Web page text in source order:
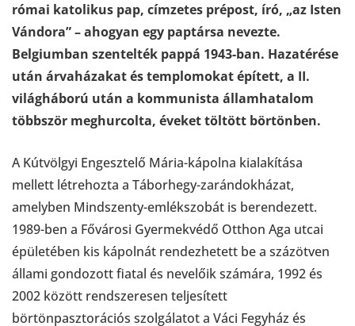
római katolikus pap, címzetes prépost, író, „az Isten
Vándora” – ahogyan egy paptársa nevezte.
Belgiumban szentelték pappá 1943-ban. Hazatérése
után árvaházakat és templomokat épített, a II.
világháború után a kommunista államhatalom
többször meghurcolta, éveket töltött börtönben.
A Kútvölgyi Engesztelő Mária-kápolna kialakítása
mellett létrehozta a Táborhegy-zarándokházat,
amelyben Mindszenty-emlékszobát is berendezett.
1989-ben a Fővárosi Gyermekvédő Otthon Aga utcai
épületében kis kápolnát rendezhetett be a százötven
állami gondozott fiatal és nevelőik számára, 1992 és
2002 között rendszeresen teljesített
börtönpasztorációs szolgálatot a Váci Fegyház és